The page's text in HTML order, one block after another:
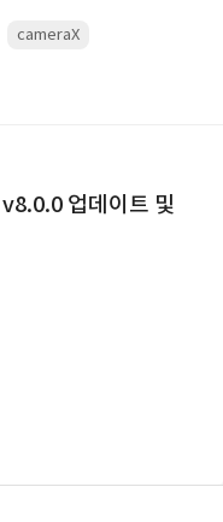
cameraX
업데이트 및